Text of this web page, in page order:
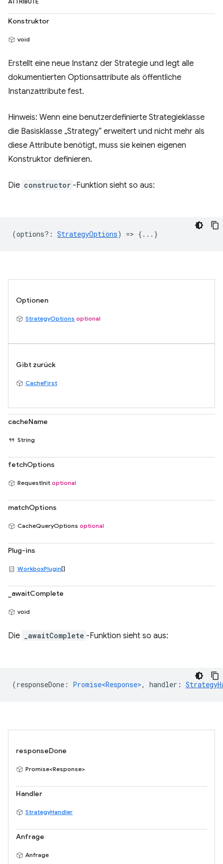
Konstruktor
void
Erstellt eine neue Instanz der Strategie und legt alle
dokumentierten Optionsattribute als öffentliche
Instanzattribute fest.
Hinweis: Wenn eine benutzerdefinierte Strategieklasse
die Basisklasse „Strategy“ erweitert und nicht mehr als
diese Attribute benötigt, muss sie keinen eigenen
Konstruktor definieren.
Die constructor -Funktion sieht so aus:
(options? : StrategyOptions) => {...}
Optionen
StrategyOptions optional
Gibt zurück
CacheFirst
cacheName
String
fetchOptions
RequestInit optional
matchOptions
CacheQueryOptions optional
Plug-ins
WorkboxPlugin[]
_awaitComplete
void
Die _awaitComplete -Funktion sieht so aus:
(responseDone : Promise<Response>, handler :
responseDone
Promise<Response>
Handler
StrategyHandler
Anfrage
Anfrage